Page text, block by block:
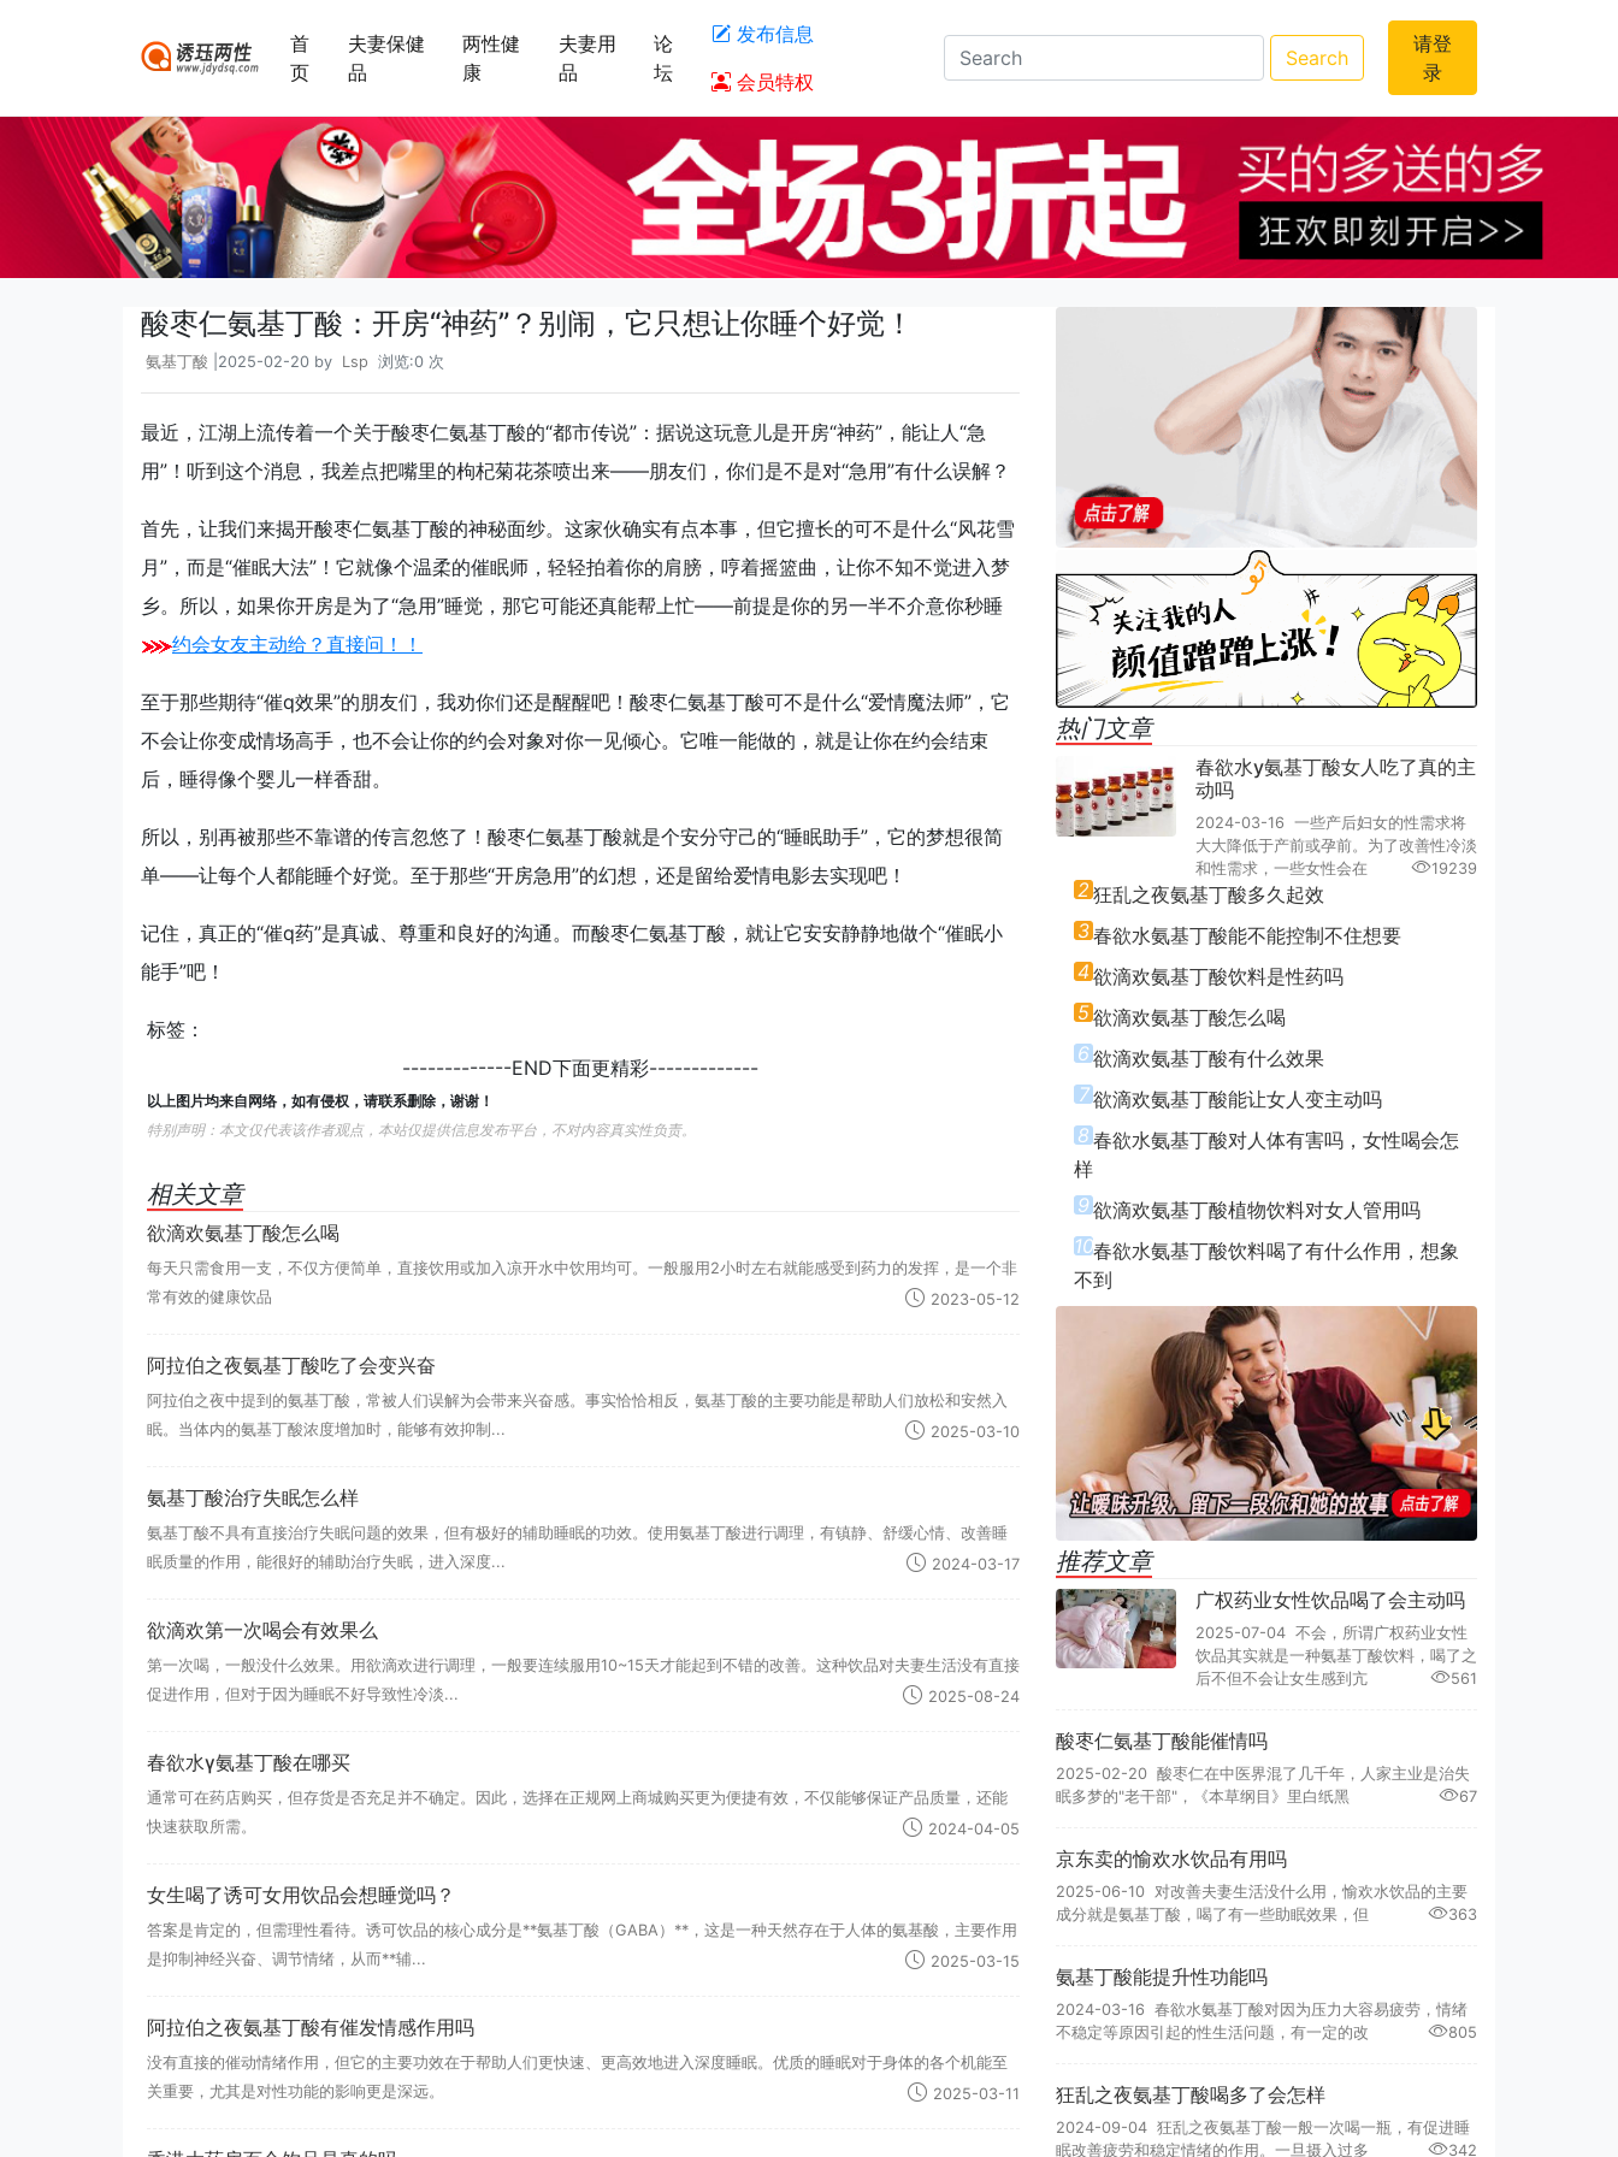
首
页
夫妻保健
品
两性健
康
夫妻用
品
论
坛
发布信息
会员特权
Search
请登
录
酸枣仁氨基丁酸：开房“神药”？别闹，它只想让你睡个好觉！
氨基丁酸 |2025-02-20 by Lsp 浏览:0 次
最近，江湖上流传着一个关于酸枣仁氨基丁酸的“都市传说”：据说这玩意儿是开房“神药”，能让人“急
用”！听到这个消息，我差点把嘴里的枸杞菊花茶喷出来——朋友们，你们是不是对“急用”有什么误解？
首先，让我们来揭开酸枣仁氨基丁酸的神秘面纱。这家伙确实有点本事，但它擅长的可不是什么“风花雪
月”，而是“催眠大法”！它就像个温柔的催眠师，轻轻拍着你的肩膀，哼着摇篮曲，让你不知不觉进入梦
乡。所以，如果你开房是为了“急用”睡觉，那它可能还真能帮上忙——前提是你的另一半不介意你秒睡
约会女友主动给？直接问！！
至于那些期待“催q效果”的朋友们，我劝你们还是醒醒吧！酸枣仁氨基丁酸可不是什么“爱情魔法师”，它
不会让你变成情场高手，也不会让你的约会对象对你一见倾心。它唯一能做的，就是让你在约会结束
后，睡得像个婴儿一样香甜。
所以，别再被那些不靠谱的传言忽悠了！酸枣仁氨基丁酸就是个安分守己的“睡眠助手”，它的梦想很简
单——让每个人都能睡个好觉。至于那些“开房急用”的幻想，还是留给爱情电影去实现吧！
记住，真正的“催q药”是真诚、尊重和良好的沟通。而酸枣仁氨基丁酸，就让它安安静静地做个“催眠小
能手”吧！
标签：
-------------END下面更精彩-------------
以上图片均来自网络，如有侵权，请联系删除，谢谢！
特别声明：本文仅代表该作者观点，本站仅提供信息发布平台，不对内容真实性负责。
相关文章
欲滴欢氨基丁酸怎么喝
每天只需食用一支，不仅方便简单，直接饮用或加入凉开水中饮用均可。一般服用2小时左右就能感受到药力的发挥，是一个非
常有效的健康饮品
2023-05-12
阿拉伯之夜氨基丁酸吃了会变兴奋
阿拉伯之夜中提到的氨基丁酸，常被人们误解为会带来兴奋感。事实恰恰相反，氨基丁酸的主要功能是帮助人们放松和安然入
眠。当体内的氨基丁酸浓度增加时，能够有效抑制...
2025-03-10
氨基丁酸治疗失眠怎么样
氨基丁酸不具有直接治疗失眠问题的效果，但有极好的辅助睡眠的功效。使用氨基丁酸进行调理，有镇静、舒缓心情、改善睡
眠质量的作用，能很好的辅助治疗失眠，进入深度...
2024-03-17
欲滴欢第一次喝会有效果么
第一次喝，一般没什么效果。用欲滴欢进行调理，一般要连续服用10~15天才能起到不错的改善。这种饮品对夫妻生活没有直接
促进作用，但对于因为睡眠不好导致性冷淡...
2025-08-24
春欲水γ氨基丁酸在哪买
通常可在药店购买，但存货是否充足并不确定。因此，选择在正规网上商城购买更为便捷有效，不仅能够保证产品质量，还能
快速获取所需。
2024-04-05
女生喝了诱可女用饮品会想睡觉吗？
答案是肯定的，但需理性看待。诱可饮品的核心成分是**氨基丁酸（GABA）**，这是一种天然存在于人体的氨基酸，主要作用
是抑制神经兴奋、调节情绪，从而**辅...
2025-03-15
阿拉伯之夜氨基丁酸有催发情感作用吗
没有直接的催动情绪作用，但它的主要功效在于帮助人们更快速、更高效地进入深度睡眠。优质的睡眠对于身体的各个机能至
关重要，尤其是对性功能的影响更是深远。
2025-03-11
热门文章
春欲水y氨基丁酸女人吃了真的主
动吗
2024-03-16 一些产后妇女的性需求将
大大降低于产前或孕前。为了改善性冷淡
和性需求，一些女性会在
19239
2 狂乱之夜氨基丁酸多久起效
3春欲水氨基丁酸能不能控制不住想要
4 欲滴欢氨基丁酸饮料是性药吗
5欲滴欢氨基丁酸怎么喝
6欲滴欢氨基丁酸有什么效果
7欲滴欢氨基丁酸能让女人变主动吗
8 春欲水氨基丁酸对人体有害吗，女性喝会怎
样
9欲滴欢氨基丁酸植物饮料对女人管用吗
10春欲水氨基丁酸饮料喝了有什么作用，想象
不到
推荐文章
广权药业女性饮品喝了会主动吗
2025-07-04 不会，所谓广权药业女性
饮品其实就是一种氨基丁酸饮料，喝了之
后不但不会让女生感到亢
561
酸枣仁氨基丁酸能催情吗
2025-02-20 酸枣仁在中医界混了几千年，人家主业是治失
眠多梦的"老干部"，《本草纲目》里白纸黑
67
京东卖的愉欢水饮品有用吗
2025-06-10 对改善夫妻生活没什么用，愉欢水饮品的主要
成分就是氨基丁酸，喝了有一些助眠效果，但
363
氨基丁酸能提升性功能吗
2024-03-16 春欲水氨基丁酸对因为压力大容易疲劳，情绪
不稳定等原因引起的性生活问题，有一定的改
805
狂乱之夜氨基丁酸喝多了会怎样
2024-09-04 狂乱之夜氨基丁酸一般一次喝一瓶，有促进睡
眠改善疲劳和稳定情绪的作用。一旦摄入过多
342